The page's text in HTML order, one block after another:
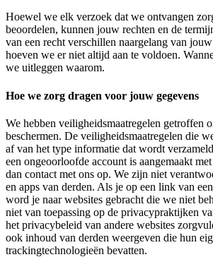
Hoewel we elk verzoek dat we ontvangen
beoordelen, kunnen jouw rechten en de
van een recht verschillen naargelang van
hoeven we er niet altijd aan te voldoen.
we uitleggen waarom.
Hoe we zorg dragen voor jouw gegevens
We hebben veiligheidsmaatregelen getroffen
beschermen. De veiligheidsmaatregelen die
af van het type informatie dat wordt
een ongeoorloofde account is aangemaakt
dan contact met ons op. We zijn niet
en apps van derden. Als je op een link van
word je naar websites gebracht die we niet
niet van toepassing op de privacypraktijken
het privacybeleid van andere websites
ook inhoud van derden weergeven die hun
trackingtechnologieën bevatten.